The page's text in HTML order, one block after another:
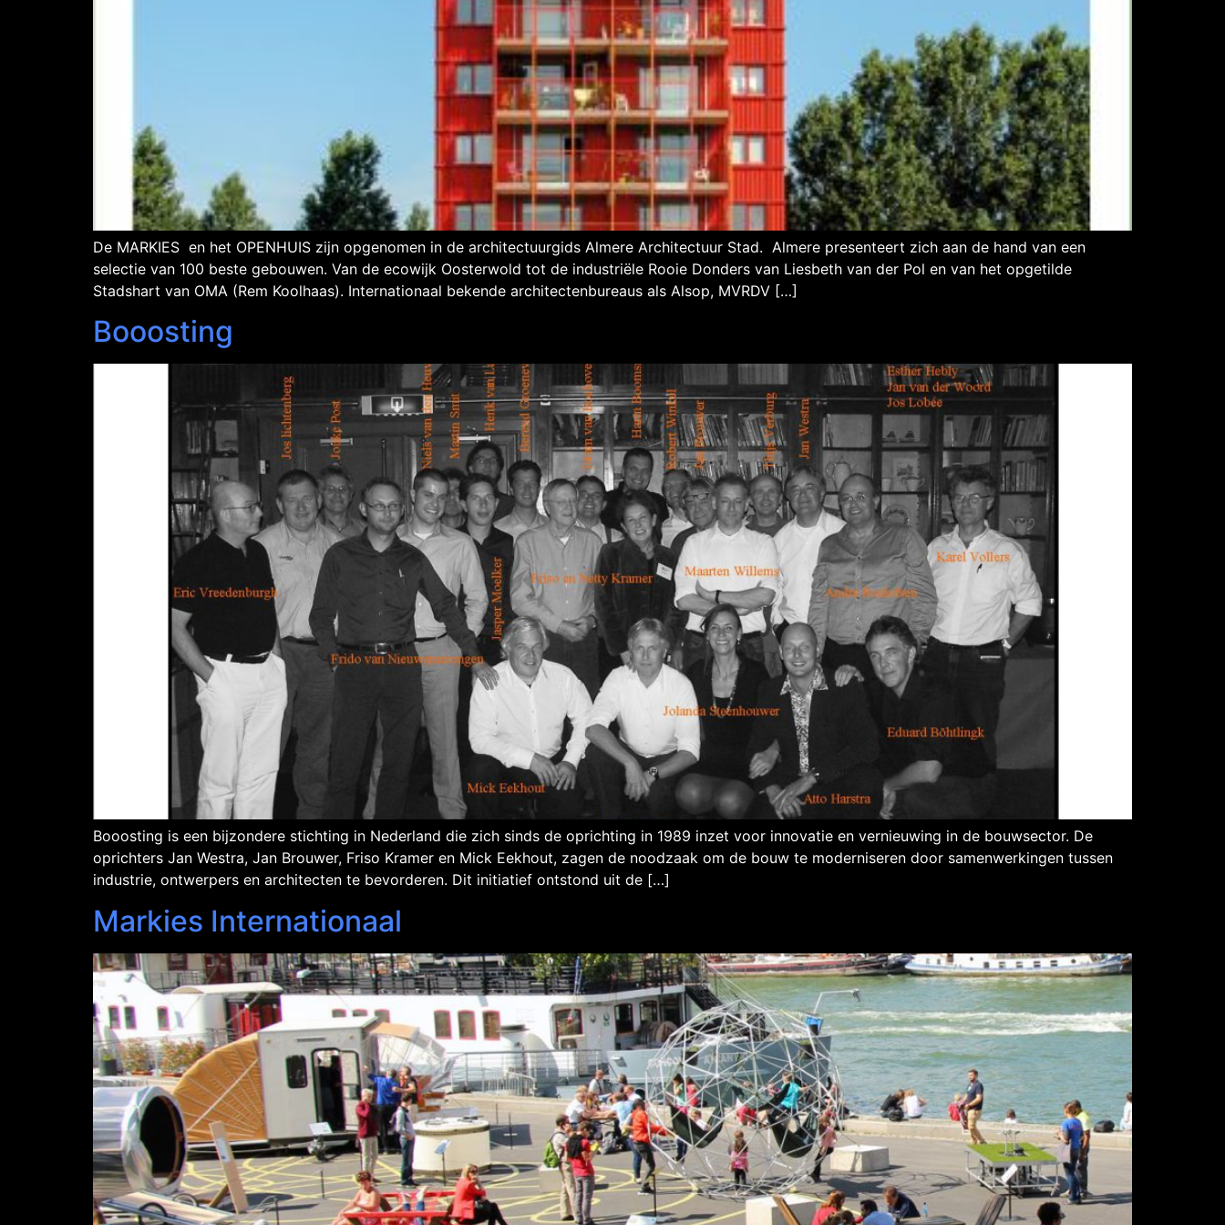
De MARKIES en het OPENHUIS zijn opgenomen in de architectuurgids Almere Architectuur Stad. Almere presenteert zich aan de hand van een
selectie van 100 beste gebouwen. Van de ecowijk Oosterwold tot de industriële Rooie Donders van Liesbeth van der Pol en van het opgetilde
Stadshart van OMA (Rem Koolhaas). Internationaal bekende architectenbureaus als Alsop, MVRDV […]
Booosting
Booosting is een bijzondere stichting in Nederland die zich sinds de oprichting in 1989 inzet voor innovatie en vernieuwing in de bouwsector. De
oprichters Jan Westra, Jan Brouwer, Friso Kramer en Mick Eekhout, zagen de noodzaak om de bouw te moderniseren door samenwerkingen tussen
industrie, ontwerpers en architecten te bevorderen. Dit initiatief ontstond uit de […]
Markies Internationaal